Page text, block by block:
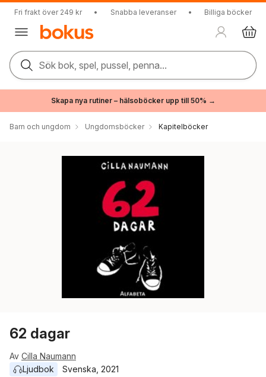
Fri frakt över 249 kr • Snabba leveranser • Billiga böcker
Sök bok, spel, pussel, penna...
Skapa nya rutiner – hälsoböcker upp till 50% →
Barn och ungdom Ungdomsböcker Kapitelböcker
62 dagar
Av Cilla Naumann
Ljudbok
Svenska 2021